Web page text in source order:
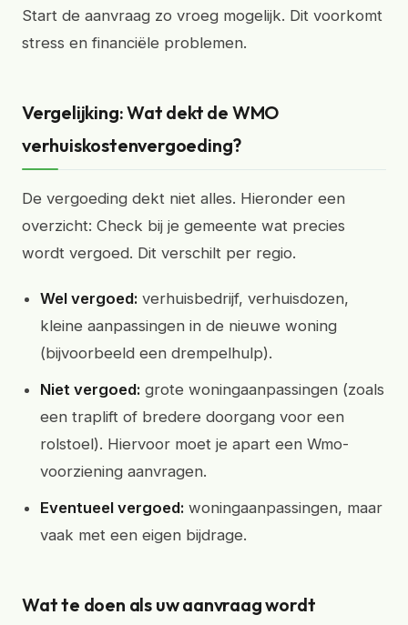
Start de aanvraag zo vroeg mogelijk. Dit voorkomt
stress en financiële problemen.
Vergelijking: Wat dekt de WMO
verhuiskostenvergoeding?
De vergoeding dekt niet alles. Hieronder een
overzicht: Check bij je gemeente wat precies
wordt vergoed. Dit verschilt per regio.
Wel vergoed: verhuisbedrijf, verhuisdozen,
kleine aanpassingen in de nieuwe woning
(bijvoorbeeld een drempelhulp).
Niet vergoed: grote woningaanpassingen (zoals
een traplift of bredere doorgang voor een
rolstoel). Hiervoor moet je apart een Wmo-
voorziening aanvragen.
Eventueel vergoed: woningaanpassingen, maar
vaak met een eigen bijdrage.
Wat te doen als uw aanvraag wordt